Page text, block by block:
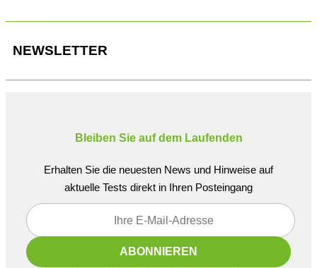
NEWSLETTER
Bleiben Sie auf dem Laufenden
Erhalten Sie die neuesten News und Hinweise auf
aktuelle Tests direkt in Ihren Posteingang